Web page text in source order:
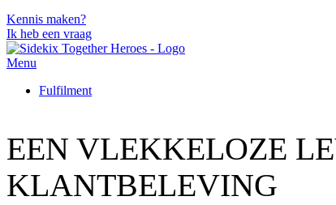
Kennis maken?
Ik heb een vraag
Menu
Fulfilment
EEN VLEKKELOZE
KLANTBELEVING